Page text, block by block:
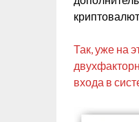
Так, уже на
входа в